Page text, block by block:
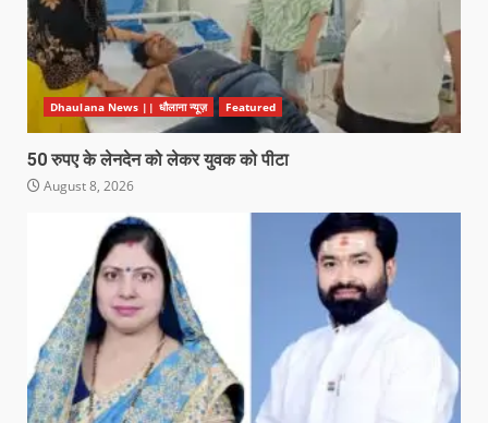
Dhaulana News || धौलाना न्यूज़ Featured
50 रुपए के लेनदेन को लेकर युवक को पीटा
August 8, 2026